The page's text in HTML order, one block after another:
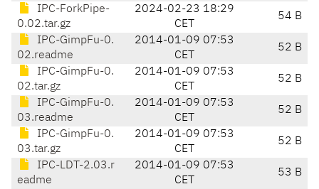
IPC-ForkPipe-
0.02.tar.gz
2024-02-23 18:29
CET
54 B
IPC-GimpFu-0.
02.readme
2014-01-09 07:53
CET
52 B
IPC-GimpFu-0.
02.tar.gz
2014-01-09 07:53
CET
52 B
IPC-GimpFu-0.
03.readme
2014-01-09 07:53
CET
52 B
IPC-GimpFu-0.
03.tar.gz
2014-01-09 07:53
CET
52 B
IPC-LDT-2.03.r
eadme
2014-01-09 07:53
CET
53 B